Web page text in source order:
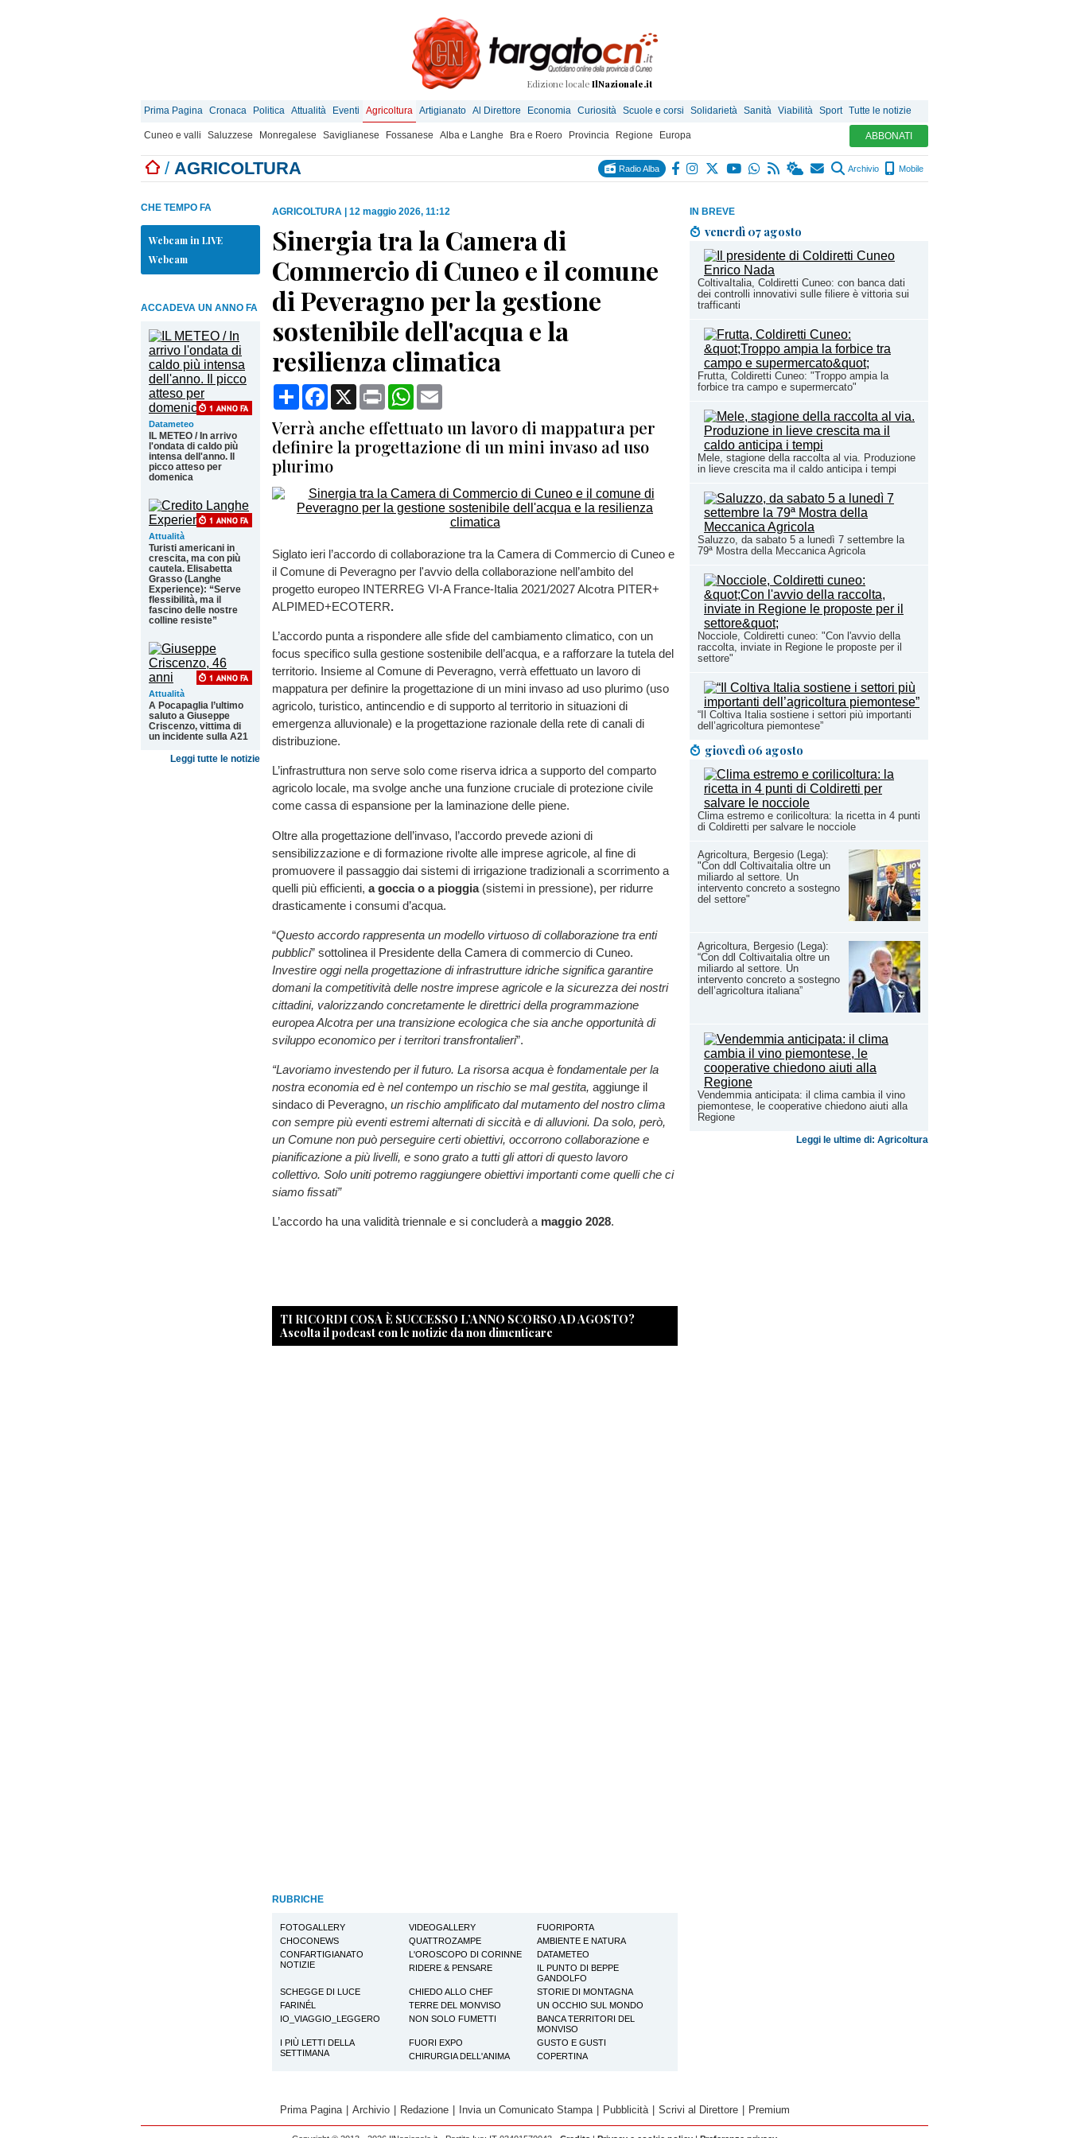
Edizione locale IlNazionale.it
Prima Pagina Cronaca Politica Attualità Eventi Agricoltura Artigianato Al Direttore Economia Curiosità Scuole e corsi Solidarietà Sanità Viabilità Sport Tutte le notizie
Cuneo e valli Saluzzese Monregalese Saviglianese Fossanese Alba e Langhe Bra e Roero Provincia Regione Europa ABBONATI
/ AGRICOLTURA Radio Alba Archivio Mobile
IN BREVE
venerdì 07 agosto
ColtivaItalia, Coldiretti Cuneo: con banca dati
dei controlli innovativi sulle filiere è vittoria sui
trafficanti
Frutta, Coldiretti Cuneo: "Troppo ampia la
forbice tra campo e supermercato"
Mele, stagione della raccolta al via. Produzione
in lieve crescita ma il caldo anticipa i tempi
Saluzzo, da sabato 5 a lunedì 7 settembre la
79ª Mostra della Meccanica Agricola
Nocciole, Coldiretti cuneo: "Con l'avvio della
raccolta, inviate in Regione le proposte per il
settore"
“Il Coltiva Italia sostiene i settori più importanti
dell’agricoltura piemontese”
giovedì 06 agosto
Clima estremo e corilicoltura: la ricetta in 4 punti
di Coldiretti per salvare le nocciole
Agricoltura, Bergesio (Lega):
"Con ddl Coltivaitalia oltre un
miliardo al settore. Un
intervento concreto a sostegno
del settore"
Agricoltura, Bergesio (Lega):
“Con ddl Coltivaitalia oltre un
miliardo al settore. Un
intervento concreto a sostegno
dell’agricoltura italiana”
Vendemmia anticipata: il clima cambia il vino
piemontese, le cooperative chiedono aiuti alla
Regione
Leggi le ultime di: Agricoltura
CHE TEMPO FA
Webcam in LIVE
Webcam
ACCADEVA UN ANNO FA
Datameteo
IL METEO / In arrivo
l'ondata di caldo più
intensa dell'anno. Il
picco atteso per
domenica
Attualità
Turisti americani in
crescita, ma con più
cautela. Elisabetta
Grasso (Langhe
Experience): “Serve
flessibilità, ma il
fascino delle nostre
colline resiste”
Attualità
A Pocapaglia l’ultimo
saluto a Giuseppe
Criscenzo, vittima di
un incidente sulla A21
Leggi tutte le notizie
AGRICOLTURA 12 maggio 2026, 11:12
Sinergia tra la Camera di
Commercio di Cuneo e il comune
di Peveragno per la gestione
sostenibile dell'acqua e la
resilienza climatica
CondividiFacebook
X Print WhatsApp
Verrà anche effettuato un lavoro di mappatura per
definire la progettazione di un mini invaso ad uso
plurimo
Siglato ieri l’accordo di collaborazione tra la Camera di Commercio di Cuneo e
il Comune di Peveragno per l'avvio della collaborazione nell’ambito del
progetto europeo INTERREG VI-A France-Italia 2021/2027 Alcotra PITER+
ALPIMED+ECOTERR.
L’accordo punta a rispondere alle sfide del cambiamento climatico, con un
focus specifico sulla gestione sostenibile dell’acqua, e a rafforzare la tutela del
territorio. Insieme al Comune di Peveragno, verrà effettuato un lavoro di
mappatura per definire la progettazione di un mini invaso ad uso plurimo (uso
agricolo, turistico, antincendio e di supporto al territorio in situazioni di
emergenza alluvionale) e la progettazione razionale della rete di canali di
distribuzione.
L’infrastruttura non serve solo come riserva idrica a supporto del comparto
agricolo locale, ma svolge anche una funzione cruciale di protezione civile
come cassa di espansione per la laminazione delle piene.
Oltre alla progettazione dell’invaso, l’accordo prevede azioni di
sensibilizzazione e di formazione rivolte alle imprese agricole, al fine di
promuovere il passaggio dai sistemi di irrigazione tradizionali a scorrimento a
quelli più efficienti, a goccia o a pioggia(sistemi in pressione), per ridurre
drasticamente i consumi d’acqua.
“Questo accordo rappresenta un modello virtuoso di collaborazione tra enti
pubblici” sottolinea il Presidente della Camera di commercio di Cuneo.
Investire oggi nella progettazione di infrastrutture idriche significa garantire
domani la competitività delle nostre imprese agricole e la sicurezza dei nostri
cittadini, valorizzando concretamente le direttrici della programmazione
europea Alcotra per una transizione ecologica che sia anche opportunità di
sviluppo economico per i territori transfrontalieri”.
“Lavoriamo investendo per il futuro. La risorsa acqua è fondamentale per la
nostra economia ed è nel contempo un rischio se mal gestita, aggiunge il
sindaco di Peveragno, un rischio amplificato dal mutamento del nostro clima
con sempre più eventi estremi alternati di siccità e di alluvioni. Da solo, però,
un Comune non può perseguire certi obiettivi, occorrono collaborazione e
pianificazione a più livelli, e sono grato a tutti gli attori di questo lavoro
collettivo. Solo uniti potremo raggiungere obiettivi importanti come quelli che ci
siamo fissati”
L’accordo ha una validità triennale e si concluderà a maggio 2028.
TI RICORDI COSA È SUCCESSO L’ANNO SCORSO AD AGOSTO?
Ascolta il podcast con le notizie da non dimenticare
RUBRICHE
FOTOGALLERY VIDEOGALLERY
FUORIPORTA
CHOCONEWS
QUATTROZAMPE
AMBIENTE E NATURA
CONFARTIGIANATO
NOTIZIE
L'OROSCOPO DI CORINNE
DATAMETEO
RIDERE & PENSARE
IL PUNTO DI BEPPE
GANDOLFO
SCHEGGE DI LUCE
CHIEDO ALLO CHEF
STORIE DI MONTAGNA
FARINÉL
TERRE DEL MONVISO
UN OCCHIO SUL MONDO
IO_VIAGGIO_LEGGERO
NON SOLO FUMETTI
BANCA TERRITORI DEL
MONVISO
I PIÙ LETTI DELLA
SETTIMANA
FUORI EXPO
GUSTO E GUSTI
CHIRURGIA DELL'ANIMA
COPERTINA
Prima Pagina | Archivio | Redazione | Invia un Comunicato Stampa | Pubblicità | Scrivi al Direttore | Premium